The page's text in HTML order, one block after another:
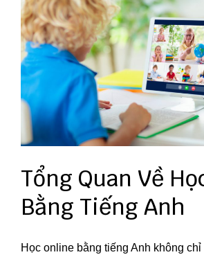
Tổng Quan Về
Bằng Tiếng Anh
Học online bằng tiếng Anh không